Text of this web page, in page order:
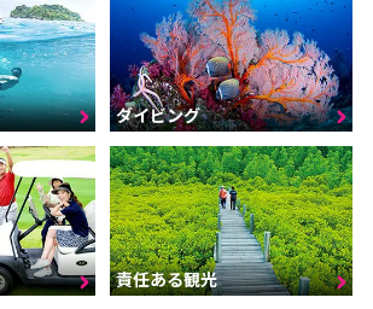
ダイビング
責任ある観光